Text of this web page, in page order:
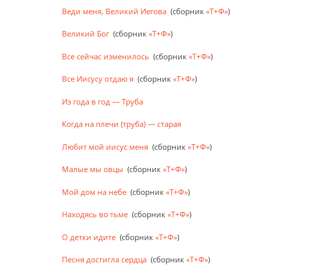
Веди меня, Великий Иегова (сборник «Т+Ф»)
Великий Бог(сборник «Т+Ф»)
Все сейчас изменилось (сборник «Т+Ф»)
Все Иисусу отдаю я (сборник «Т+Ф»)
Из года в год — Труба
Когда на плечи (труба) — старая
Любит мой иисус меня (сборник «Т+Ф»)
Малые мы овцы (сборник «Т+Ф»)
Мой дом на небе (сборник «Т+Ф»)
Находясь во тьме (сборник «Т+Ф»)
О детки идите (сборник «Т+Ф»)
Песня достигла сердца (сборник «Т+Ф»)